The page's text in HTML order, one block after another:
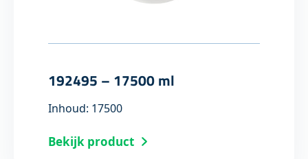
192495 – 17500 ml
Inhoud: 17500
Bekijk product